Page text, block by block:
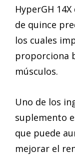
HyperGH
de quince
los cuales
proporciona
músculos.
Uno de los
suplemento
que puede
mejorar el